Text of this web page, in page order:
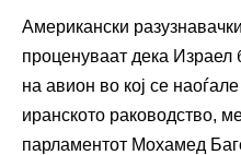
Американски
проценуваат дека
на авион во кој се
иранското раководство,
парламентот Мохамед